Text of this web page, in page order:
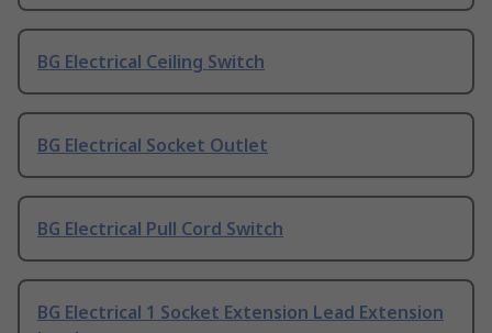
BG Electrical Ceiling Switch
BG Electrical Socket Outlet
BG Electrical Pull Cord Switch
BG Electrical 1 Socket Extension Lead Extension